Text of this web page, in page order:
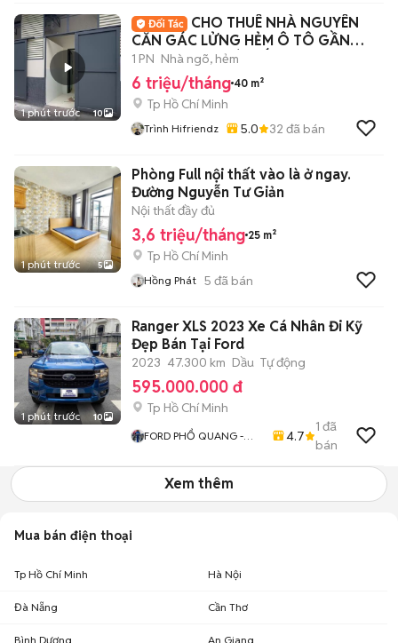
1 phút trước 10
CHO THUÊ NHÀ NGUYÊN
CĂN GÁC LỬNG HẺM Ô TÔ GẦN
LOTTE MART GÒ VẤP
1 PN Nhà ngõ, hẻm
6 triệu/tháng 40 m²
Tp Hồ Chí Minh
Trình Hifriendz 5.0 32 đã bán
1 phút trước 5
Phòng Full nội thất vào là ở ngay.
Đường Nguyễn Tư Giản
Nội thất đầy đủ
3,6 triệu/tháng 25 m²
Tp Hồ Chí Minh
Hồng Phát 5 đã bán
1 phút trước 10
Ranger XLS 2023 Xe Cá Nhân Đi Kỹ
Đẹp Bán Tại Ford
2023 47.300 km Dầu Tự động
595.000.000 đ
Tp Hồ Chí Minh
FORD PHỔ QUANG -
4.7
1 đã
bán
Xem thêm
Mua bán điện thoại
Tp Hồ Chí Minh Hà Nội
Đà Nẵng Cần Thơ
Bình Dương
An Giang